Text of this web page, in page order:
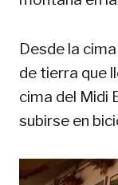
Desde la
de tierra que
cima del Midi
subirse en